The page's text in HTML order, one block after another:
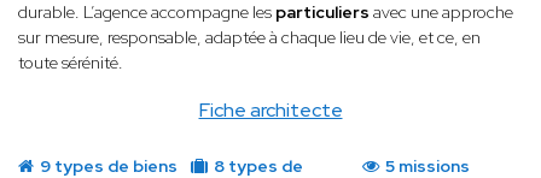
Fiche architecte
durable. L’agence accompagne les particuliers avec une approche
sur mesure, responsable, adaptée à chaque lieu de vie, et ce, en
toute sérénité.
9 types de biens
8 types de
5 missions